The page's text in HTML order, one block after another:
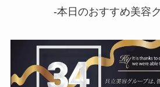
-本日のおすすめ美容